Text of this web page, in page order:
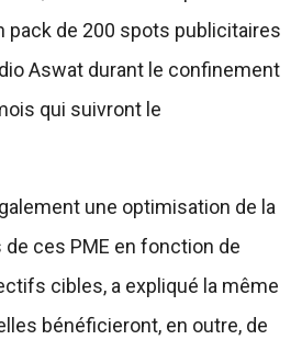
pack de 200 spots publicitaires
Aswat durant le confinement
qui suivront le
une optimisation de la
ces PME en fonction de
cibles, a expliqué la même
bénéficieront, en outre, de